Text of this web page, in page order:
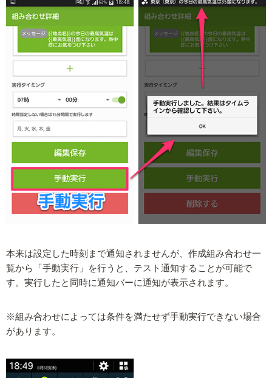
本来は設定した時刻まで通知されませんが、作成組み合わせ一
覧から「手動実行」を行うと、テスト通知することが可能で
す。実行したと同時に通知バーに通知が表示されます。
※組み合わせによっては条件を満たせず手動実行できない場合
があります。